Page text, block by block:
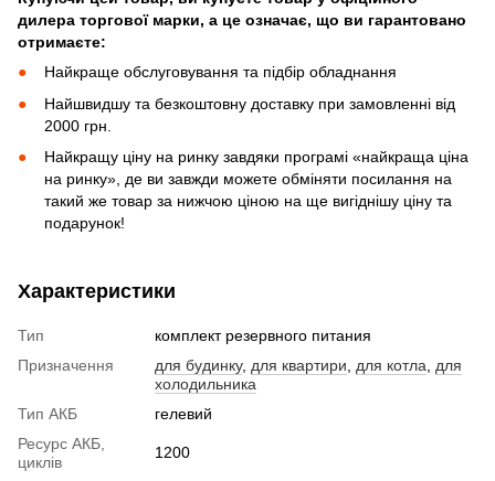
дилера торгової марки, а це означає, що ви гарантовано
отримаєте:
Найкраще обслуговування та підбір обладнання
Найшвидшу та безкоштовну доставку при замовленні від
2000 грн.
Найкращу ціну на ринку завдяки програмі «найкраща ціна
на ринку», де ви завжди можете обміняти посилання на
такий же товар за нижчою ціною на ще вигіднішу ціну та
подарунок!
Характеристики
Тип
комплект резервного питания
Призначення
для будинку, для квартири для котла
для
холодильника
Тип АКБ
гелевий
Ресурс АКБ,
циклів
1200